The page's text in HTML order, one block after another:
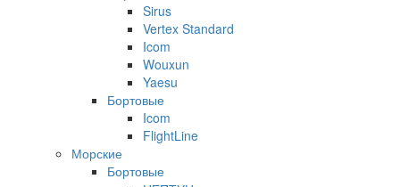
Sirus
Vertex Standard
Icom
Wouxun
Yaesu
Бортовые
Icom
FlightLine
Морские
Бортовые